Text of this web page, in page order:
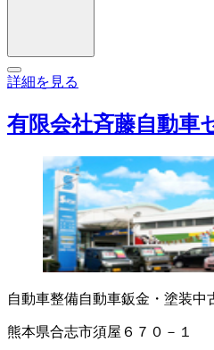
詳細を見る
有限会社斉藤自動車
自動車整備自動車鈑金・塗装中
熊本県合志市須屋６７０－１